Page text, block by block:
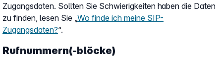
Zugangsdaten. Sollten Sie Schwierigkeiten haben die Daten
zu finden, lesen Sie „Wo finde ich meine SIP-
Zugangsdaten?“.
Rufnummern(-blöcke)